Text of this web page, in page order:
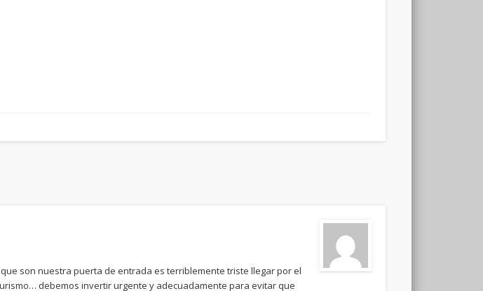
son nuestra puerta de entrada es terriblemente triste llegar por el
debemos invertir urgente y adecuadamente para evitar que